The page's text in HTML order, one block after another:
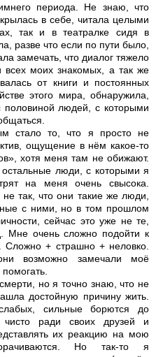
периода. Не знаю, что
в себе, читала целыми
так и в театралке сидя в
разве что если по пути было,
замечать, что диалог тяжело
всех моих знакомых, а так же
от книги и постоянных
этого мира, обнаружила,
людей, с которыми
стало то, что я просто не
ощущение в нём какое-то
хотя меня там не обижают.
люди, с которыми я
на меня очень свысока.
так, что они такие же люди,
с ними, но в том прошлом
сейчас это уже не те,
Мне очень сложно подойти к
Сложно + страшно + неловко.
возможно замечали моё
но я точно знаю, что не
достойную причину жить.
сильные борются до
ради своих друзей и
их реакцию на мою
Но так-то я